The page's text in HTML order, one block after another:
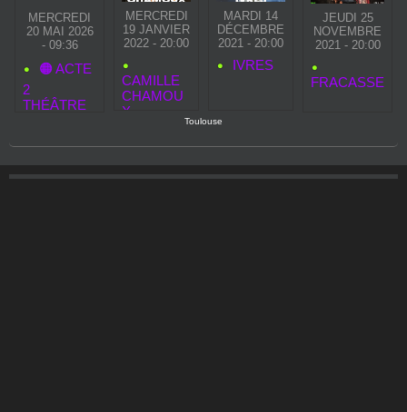
MERCREDI
20 MAI 2026
- 09:36
🟠 ACTE
2
THÉÂTRE
URGENT :
MERCREDI
19 JANVIER
2022 - 20:00
CAMILLE
CHAMOU
X
MARDI 14
DÉCEMBRE
2021 - 20:00
IVRES
JEUDI 25
NOVEMBRE
2021 - 20:00
FRACASSE
Toulouse